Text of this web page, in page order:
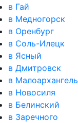
в Гай
в Медногорск
в Оренбург
в Соль-Илецк
в Ясный
в Дмитровск
в
в Новосиля
в Белинский
в Заречного